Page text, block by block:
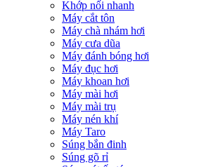
Khớp nối nhanh
Máy cắt tôn
Máy chà nhám hơi
Máy cưa dũa
Máy đánh bóng hơi
Máy đục hơi
Máy khoan hơi
Máy mài hơi
Máy mài trụ
Máy nén khí
Máy Taro
Súng bắn đinh
Súng gõ rỉ